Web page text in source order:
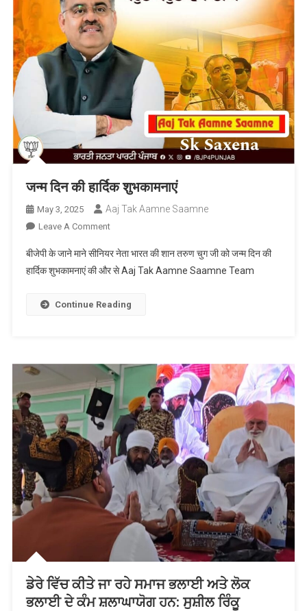
जन्म दिन की हार्दिक शुभकामनाएं
May 3, 2025 Aaj Tak Aamne Saamne
Leave A CommentOn
दिन
की
शुभकामनाएं
बीजेपी के जाने माने सीनियर नेता भारत की शान तरुण चुग जी को जन्म दिन की
हार्दिक शुभकामनाएं की और से Aaj Tak Aamne Saamne Team
Continue Reading
ਡੇਰੇ ਵਿੱਚ ਕੀਤੇ ਜਾ ਰਹੇ ਸਮਾਜ ਭਲਾਈ ਅਤੇ ਲੋਕ
ਭਲਾਈ ਦੇ ਕੰਮ ਸ਼ਲਾਘਾਯੋਗ ਹਨ: ਸੁਸ਼ੀਲ ਰਿੰਕੂ